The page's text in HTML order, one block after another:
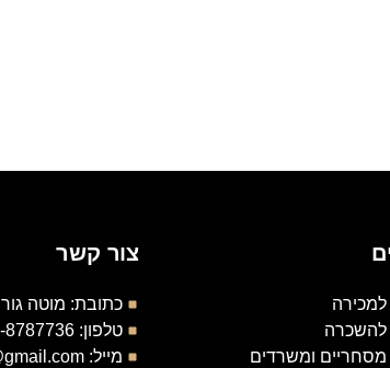
למכירה
להשכרה
מסחריים ומשרדים
צור קשר
כתובת: מוטה גור 9, פתח תקווה
טלפון: 050-8787736
מייל: apel.zvika@gmail.com